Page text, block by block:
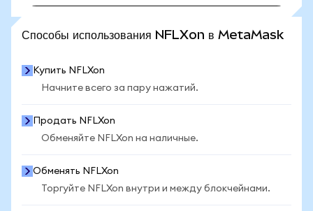
Способы использования NFLXon в MetaMask
Купить NFLXon
Начните всего за пару нажатий.
Продать NFLXon
Обменяйте NFLXon на наличные.
Обменять NFLXon
Торгуйте NFLXon внутри и между блокчейнами.